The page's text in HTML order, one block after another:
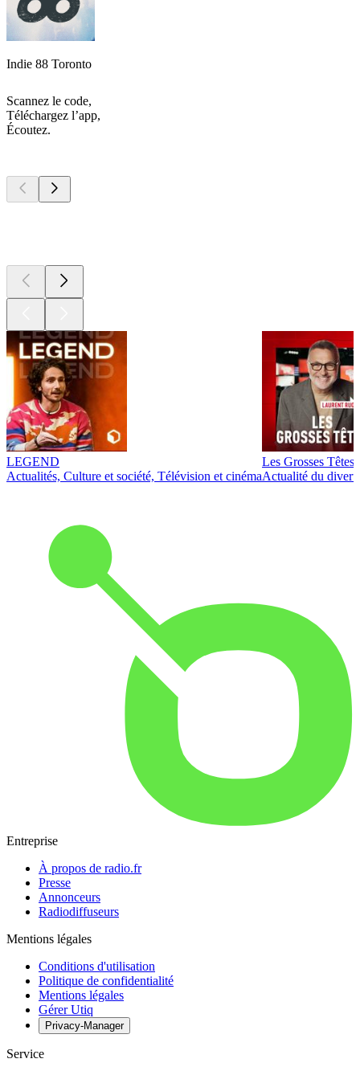
Indie 88 Toronto
Scannez le code,
Téléchargez l’app,
Écoutez.
LEGEND
Actualités, Culture et société, Télévision et cinéma
Les Grosses Têtes
Actualité du
Entreprise
À propos de radio.fr
Presse
Annonceurs
Radiodiffuseurs
Mentions légales
Conditions d'utilisation
Politique de confidentialité
Mentions légales
Gérer Utiq
Privacy-Manager
Service